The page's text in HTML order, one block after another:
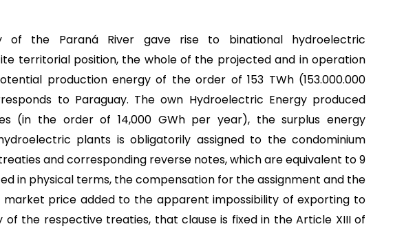
of the Paraná River gave rise to binational hydroelectric
territorial position, the whole of the projected and in operation
production energy of the order of 153 TWh (153.000.000
to Paraguay. The own Hydroelectric Energy produced
(in the order of 14,000 GWh per year), the surplus energy
plants is obligatorily assigned to the condominium
and corresponding reverse notes, which are equivalent to 9
in physical terms, the compensation for the assignment and the
price added to the apparent impossibility of exporting to
the respective treaties, that clause is fixed in the Article XIII of